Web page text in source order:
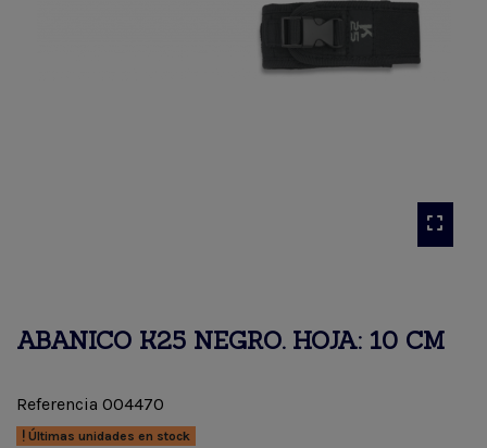
ABANICO K25 NEGRO. HOJA: 10 CM
Referencia 004470
Últimas unidades en stock